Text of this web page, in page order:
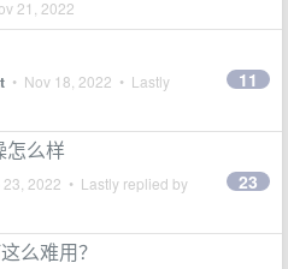
21, 2022
• Nov 18, 2022 • Lastly
11
怎么样
23, 2022 • Lastly replied by 23
么难用？